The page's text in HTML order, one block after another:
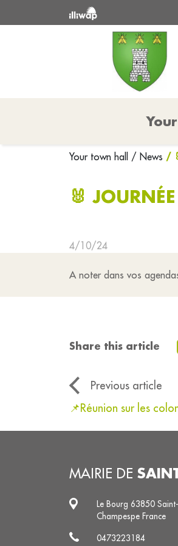
Your town hall / News /
🐰
4/10/24
A noter dans vos
Share this article
Previous article
📌Réunion sur les
MAIRIE DE
Le Bourg 63850
Champespe France
0473223184